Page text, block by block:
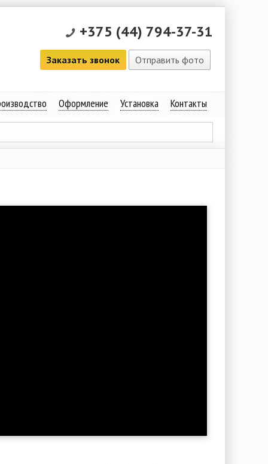
+375 (44) 794-37-31
Заказать звонок Отправить фото
Оформление Установка Контакты